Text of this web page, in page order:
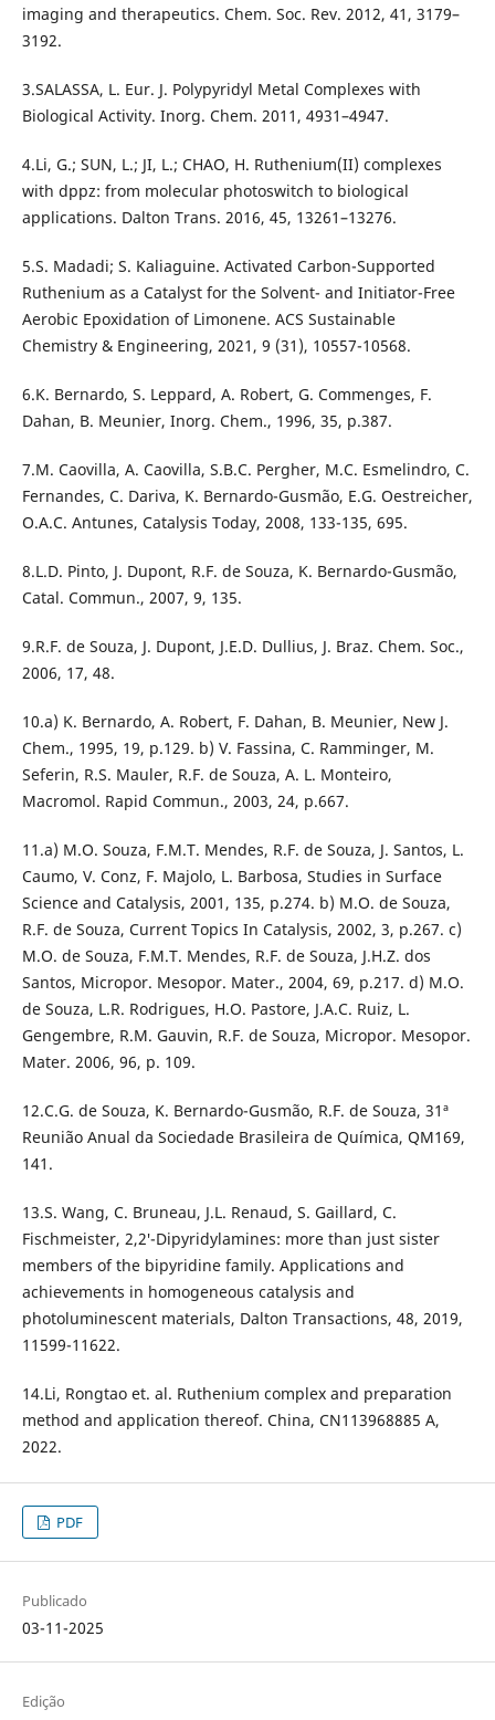
imaging and therapeutics. Chem. Soc. Rev. 2012, 41, 3179–
3192.
3.SALASSA, L. Eur. J. Polypyridyl Metal Complexes with
Biological Activity. Inorg. Chem. 2011, 4931–4947.
4.Li, G.; SUN, L.; JI, L.; CHAO, H. Ruthenium(II) complexes
with dppz: from molecular photoswitch to biological
applications. Dalton Trans. 2016, 45, 13261–13276.
5.S. Madadi; S. Kaliaguine. Activated Carbon-Supported
Ruthenium as a Catalyst for the Solvent- and Initiator-Free
Aerobic Epoxidation of Limonene. ACS Sustainable
Chemistry & Engineering, 2021, 9 (31), 10557-10568.
6.K. Bernardo, S. Leppard, A. Robert, G. Commenges, F.
Dahan, B. Meunier, Inorg. Chem., 1996, 35, p.387.
7.M. Caovilla, A. Caovilla, S.B.C. Pergher, M.C. Esmelindro, C.
Fernandes, C. Dariva, K. Bernardo-Gusmão, E.G. Oestreicher,
O.A.C. Antunes, Catalysis Today, 2008, 133-135, 695.
8.L.D. Pinto, J. Dupont, R.F. de Souza, K. Bernardo-Gusmão,
Catal. Commun., 2007, 9, 135.
9.R.F. de Souza, J. Dupont, J.E.D. Dullius, J. Braz. Chem. Soc.,
2006, 17, 48.
10.a) K. Bernardo, A. Robert, F. Dahan, B. Meunier, New J.
Chem., 1995, 19, p.129. b) V. Fassina, C. Ramminger, M.
Seferin, R.S. Mauler, R.F. de Souza, A. L. Monteiro,
Macromol. Rapid Commun., 2003, 24, p.667.
11.a) M.O. Souza, F.M.T. Mendes, R.F. de Souza, J. Santos, L.
Caumo, V. Conz, F. Majolo, L. Barbosa, Studies in Surface
Science and Catalysis, 2001, 135, p.274. b) M.O. de Souza,
R.F. de Souza, Current Topics In Catalysis, 2002, 3, p.267. c)
M.O. de Souza, F.M.T. Mendes, R.F. de Souza, J.H.Z. dos
Santos, Micropor. Mesopor. Mater., 2004, 69, p.217. d) M.O.
de Souza, L.R. Rodrigues, H.O. Pastore, J.A.C. Ruiz, L.
Gengembre, R.M. Gauvin, R.F. de Souza, Micropor. Mesopor.
Mater. 2006, 96, p. 109.
12.C.G. de Souza, K. Bernardo-Gusmão, R.F. de Souza, 31ª
Reunião Anual da Sociedade Brasileira de Química, QM169,
141.
13.S. Wang, C. Bruneau, J.L. Renaud, S. Gaillard, C.
Fischmeister, 2,2′-Dipyridylamines: more than just sister
members of the bipyridine family. Applications and
achievements in homogeneous catalysis and
photoluminescent materials, Dalton Transactions, 48, 2019,
11599-11622.
14.Li, Rongtao et. al. Ruthenium complex and preparation
method and application thereof. China, CN113968885 A,
2022.
PDF
Publicado
03-11-2025
Edição